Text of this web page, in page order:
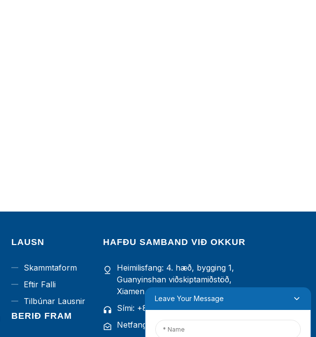
LAUSN
Skammtaform
Eftir Falli
Tilbúnar Lausnir
BERIÐ FRAM
HAFÐU SAMBAND VIÐ OKKUR
Heimilisfang: 4. hæð, bygging 1,
Guanyinshan viðskiptamiðstöð,
Xiamen, Fujian, Kína
Sími: +86 18965423693
Netfang: mina.cao@foxmail.com
Leave Your Message